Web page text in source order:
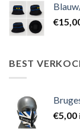
€
BEST
€5,00